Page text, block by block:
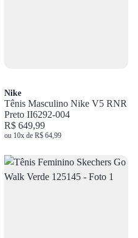
Nike
Tênis Masculino Nike V5 RNR
Preto II6292-004
R$ 649,99
ou 10x de R$ 64,99